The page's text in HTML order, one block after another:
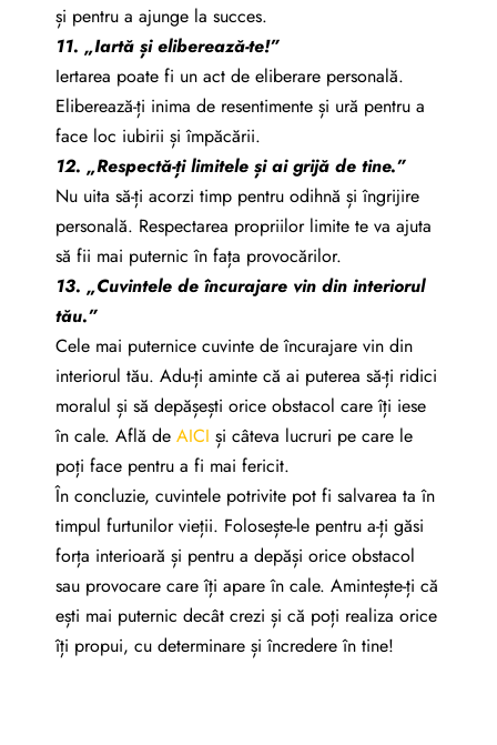
și pentru a ajunge la succes.
11. „Iartă și eliberează-te!”
Iertarea poate fi un act de eliberare personală.
Eliberează-ți inima de resentimente și ură pentru a
face loc iubirii și împăcării.
12. „Respectă-ți limitele și ai grijă de tine.”
Nu uita să-ți acorzi timp pentru odihnă și îngrijire
personală. Respectarea propriilor limite te va ajuta
să fii mai puternic în fața provocărilor.
13. „Cuvintele de încurajare vin din interiorul
tău.”
Cele mai puternice cuvinte de încurajare vin din
interiorul tău. Adu-ți aminte că ai puterea să-ți ridici
moralul și să depășești orice obstacol care îți iese
în cale. Află de AICI și câteva lucruri pe care le
poți face pentru a fi mai fericit.
În concluzie, cuvintele potrivite pot fi salvarea ta în
timpul furtunilor vieții. Folosește-le pentru a-ți găsi
forța interioară și pentru a depăși orice obstacol
sau provocare care îți apare în cale. Amintește-ți că
ești mai puternic decât crezi și că poți realiza orice
îți propui, cu determinare și încredere în tine!